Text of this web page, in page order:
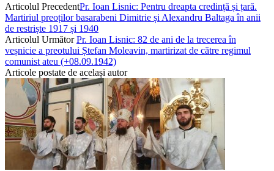
Articolul PrecedentPr. Ioan Lisnic: Pentru dreapta credință și țară.
Martiriul preoților basarabeni Dimitrie și Alexandru Baltaga în anii
de restriște 1917 și 1940
Articolul UrmătorPr. Ioan Lisnic: 82 de ani de la trecerea în
veșnicie a preotului Ștefan Moleavin, martirizat de către regimul
comunist ateu (+08.09.1942)
Articole postate de același autor